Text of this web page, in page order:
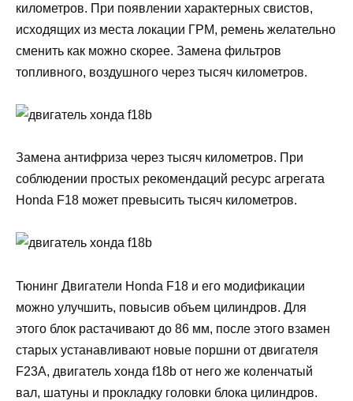
километров. При появлении характерных свистов,
исходящих из места локации ГРМ, ремень желательно
сменить как можно скорее. Замена фильтров
топливного, воздушного через тысяч километров.
Замена антифриза через тысяч километров. При
соблюдении простых рекомендаций ресурс агрегата
Honda F18 может превысить тысяч километров.
Тюнинг Двигатели Honda F18 и его модификации
можно улучшить, повысив объем цилиндров. Для
этого блок растачивают до 86 мм, после этого взамен
старых устанавливают новые поршни от двигателя
F23A, двигатель хонда f18b от него же коленчатый
вал, шатуны и прокладку головки блока цилиндров.